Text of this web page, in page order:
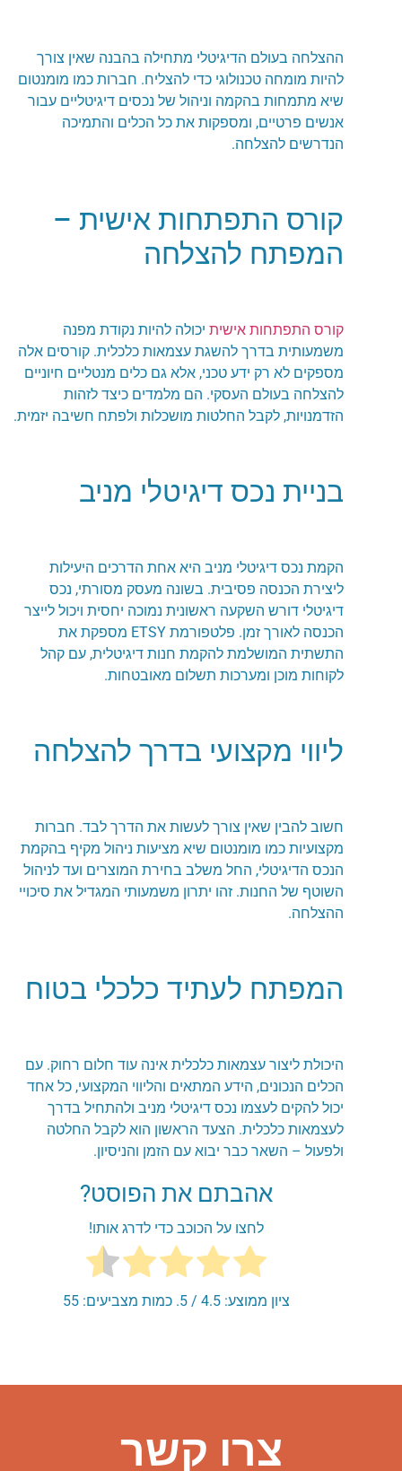
ההצלחה בעולם הדיגיטלי מתחילה בהבנה שאין צורך
להיות מומחה טכנולוגי כדי להצליח. חברות כמו מומנטום
שיא מתמחות בהקמה וניהול של נכסים דיגיטליים עבור
אנשים פרטיים, ומספקות את כל הכלים והתמיכה
הנדרשים להצלחה.
קורס התפתחות אישית –
המפתח להצלחה
קורס התפתחות אישית יכולה להיות נקודת מפנה
משמעותית בדרך להשגת עצמאות כלכלית. קורסים אלה
מספקים לא רק ידע טכני, אלא גם כלים מנטליים חיוניים
להצלחה בעולם העסקי. הם מלמדים כיצד לזהות
הזדמנויות, לקבל החלטות מושכלות ולפתח חשיבה יזמית.
בניית נכס דיגיטלי מניב
הקמת נכס דיגיטלי מניב היא אחת הדרכים היעילות
ליצירת הכנסה פסיבית. בשונה מעסק מסורתי, נכס
דיגיטלי דורש השקעה ראשונית נמוכה יחסית ויכול לייצר
הכנסה לאורך זמן. פלטפורמת ETSY מספקת את
התשתית המושלמת להקמת חנות דיגיטלית, עם קהל
לקוחות מוכן ומערכות תשלום מאובטחות.
ליווי מקצועי בדרך להצלחה
חשוב להבין שאין צורך לעשות את הדרך לבד. חברות
מקצועיות כמו מומנטום שיא מציעות ניהול מקיף בהקמת
הנכס הדיגיטלי, החל משלב בחירת המוצרים ועד לניהול
השוטף של החנות. זהו יתרון משמעותי המגדיל את סיכויי
ההצלחה.
המפתח לעתיד כלכלי בטוח
היכולת ליצור עצמאות כלכלית אינה עוד חלום רחוק. עם
הכלים הנכונים, הידע המתאים והליווי המקצועי, כל אחד
יכול להקים לעצמו נכס דיגיטלי מניב ולהתחיל בדרך
לעצמאות כלכלית. הצעד הראשון הוא לקבל החלטה
ולפעול – השאר כבר יבוא עם הזמן והניסיון.
אהבתם את הפוסט?
לחצו על הכוכב כדי לדרג אותו!
ציון ממוצע: 4.5 / 5. כמות מצביעים: 55
צרו קשר